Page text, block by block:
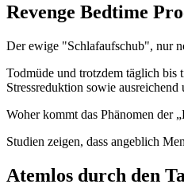
Revenge Bedtime
Der ewige "Schlafaufschub", nur
Todmüde und trotzdem täglich bis
Stressreduktion sowie
Woher kommt das Phänomen der
Studien zeigen, dass angeblich
Atemlos durch den